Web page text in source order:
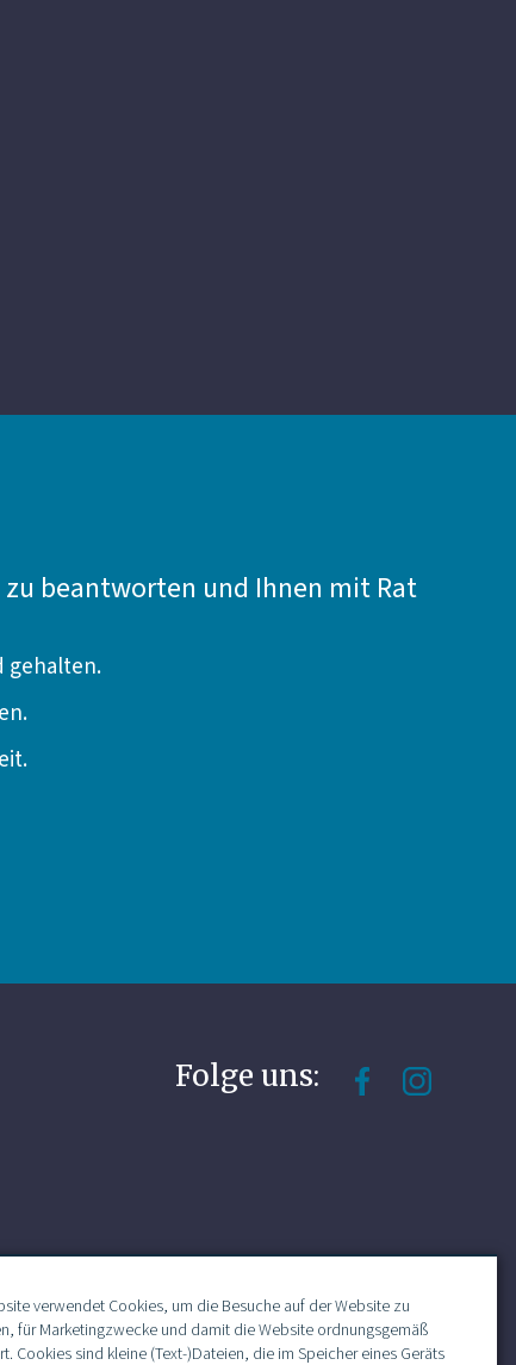
beantworten und Ihnen mit Rat
gehalten.
Folge uns:
verwendet Cookies, um die Besuche auf der Website zu
für Marketingzwecke und damit die Website ordnungsgemäß
Cookies sind kleine (Text-)Dateien, die im Speicher eines Geräts